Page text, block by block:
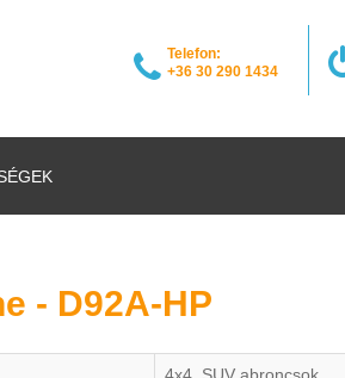
Telefon:
+36 30 290 1434
- D92A-HP